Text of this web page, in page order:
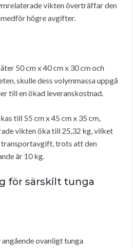
vikten överträffar den
högre avgifter.
50 cm x 40 cm x 30 cm och
skulle dess volymmassa uppgå
till en ökad leveranskostnad.
till 55 cm x 45 cm x 35 cm,
vikten öka till 25,32 kg, vilket
transportavgift, trots att den
är 10 kg.
för särskilt tunga
ovanligt tunga